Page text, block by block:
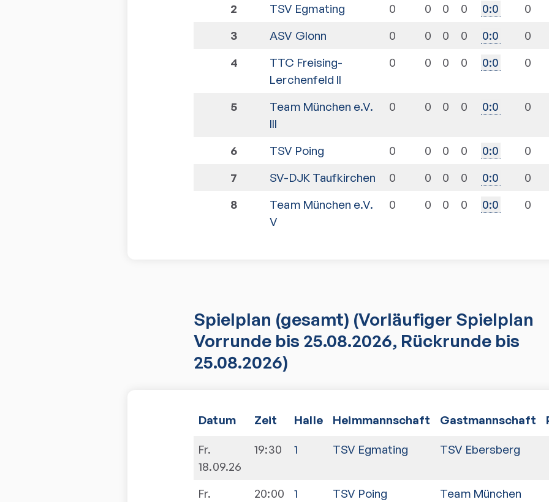
2 TSV Egmating 0 0 0 0 0:0 0
3
ASV Glonn 0 0 0 0 0:0 0
4
TTC Freising-
Lerchenfeld II
0 0 0 0 0:0 0
5
Team München e.V.
III
0 0 0 0 0:0 0
6 TSV Poing 0 0 0 0 0:0 0
7
SV-DJK Taufkirchen 0 0 0 0 0:0 0
8
Team München e.V.
V
0 0 0 0 0:0 0
Spielplan (gesamt) (Vorläufiger Spielplan
Vorrunde bis 25.08.2026, Rückrunde bis
25.08.2026)
Datum Zeit Halle Heimmannschaft Gastmannschaft
Fr.
18.09.26
19:30 1 TSV Egmating TSV Ebersberg
Fr.
20:00 1 TSV Poing
Team München